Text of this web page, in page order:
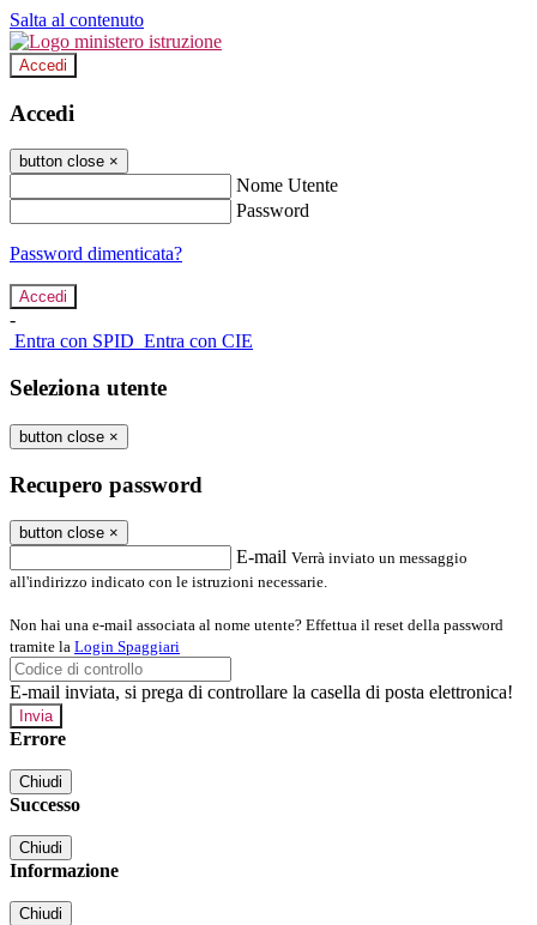
Salta al contenuto
Accedi
Accedi
button close ×
Nome Utente
Password
Password dimenticata?
-
Entra con SPID Entra con CIE
Seleziona utente
button close ×
Recupero password
button close ×
E-mail Verrà inviato un messaggio
all'indirizzo indicato con le istruzioni necessarie.
Non hai una e-mail associata al nome utente? Effettua il reset della password
tramite la Login Spaggiari
E-mail inviata, si prega di controllare la casella di posta elettronica!
Errore
Chiudi
Successo
Chiudi
Informazione
Chiudi